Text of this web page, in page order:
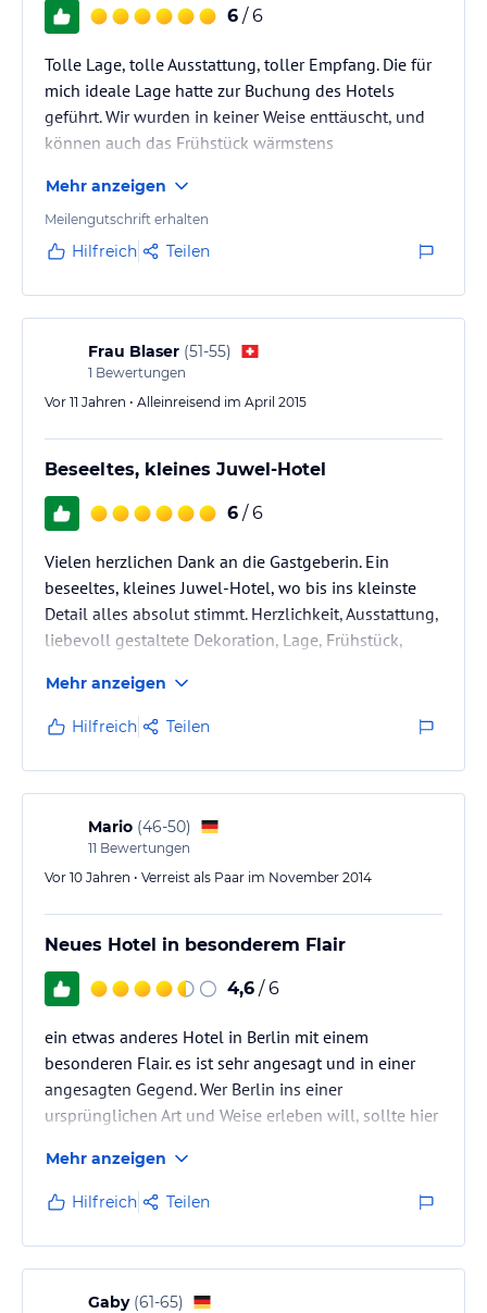
Herzlichst, Ihre Gastgeberin
Sabine Knoll
Die Lage des Hotels
Auf Grund der sehr zentralen City Lage in Charlottenburg unweit
Ihren Berlin Besuch. Egal ob Kultur-, Shopping- oder Messereise,
sie erreichen alle Sehenswürdigkeiten, Szene-Bezirke oder
Verkehrsmitteln von Berlin.
individuellen Gästezimmer die mit Stuck und Parkettboden,
warmen Farben, stilvollen Möbeln und wechselnden
Kunstexponaten ausgestattet sind. Das Romantik-, das Moderne-,
Die Kunstexponate der Künstlerin Petra Pawlofsky verleihen den
Zimmern und mittendrin noch eine zusätzliche Besonderheit. Alle
Hinweis: Allgemeine und unverbindliche
Hoteliers-/Veranstalter-/Kataloginformationen. Alle Angaben
lies vor der Buchung die verbindlichen Angebotsdetails
jeweiligen Veranstalters.
6 / 6
Tolle Lage, tolle Ausstattung, toller Empfang. Die für
mich ideale Lage hatte zur Buchung des Hotels
geführt. Wir wurden in keiner Weise enttäuscht, und
können auch das Frühstück wärmstens
Mehr anzeigen
Meilengutschrift erhalten
Hilfreich Teilen
Frau Blaser (51-55)
1 Bewertungen
Vor 11 Jahren • Alleinreisend im April 2015
Beseeltes, kleines Juwel-Hotel
6 / 6
Vielen herzlichen Dank an die Gastgeberin. Ein
beseeltes, kleines Juwel-Hotel, wo bis ins kleinste
Detail alles absolut stimmt. Herzlichkeit, Ausstattung,
liebevoll gestaltete Dekoration, Lage, Frühstück,
herkömmlichen Hotels nicht mehr dienlich.
Nochmals herzliche Dank für den Aufenthalt in dieser
kleinen Oase
G. Blaser aus der Schweiz
Mehr anzeigen
Hilfreich Teilen
Mario (46-50)
11 Bewertungen
Vor 10 Jahren • Verreist als Paar im November 2014
Neues Hotel in besonderem Flair
4,6 / 6
ein etwas anderes Hotel in Berlin mit einem
besonderen Flair. es ist sehr angesagt und in einer
angesagten Gegend. Wer Berlin ins einer
ursprünglichen Art und Weise erleben will, sollte hier
Mehr anzeigen
Hilfreich Teilen
Gaby (61-65)